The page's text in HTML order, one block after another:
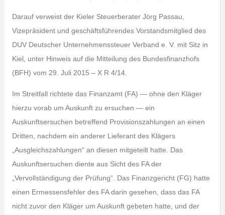
Darauf verweist der Kieler Steuerberater Jörg Passau,
Vizepräsident und geschäftsführendes Vorstandsmitglied des
DUV Deutscher Unternehmenssteuer Verband e. V. mit Sitz in
Kiel, unter Hinweis auf die Mitteilung des Bundesfinanzhofs
(BFH) vom 29. Juli 2015 – X R 4/14.
Im Streitfall richtete das Finanzamt (FA) — ohne den Kläger
hierzu vorab um Auskunft zu ersuchen — ein
Auskunftsersuchen betreffend Provisionszahlungen an einen
Dritten, nachdem ein anderer Lieferant des Klägers
„Ausgleichszahlungen“ an diesen mitgeteilt hatte. Das
Auskunftsersuchen diente aus Sicht des FA der
„Vervollständigung der Prüfung“. Das Finanzgericht (FG) hatte
einen Ermessensfehler des FA darin gesehen, dass das FA
nicht zuvor den Kläger um Auskunft gebeten hatte, und der